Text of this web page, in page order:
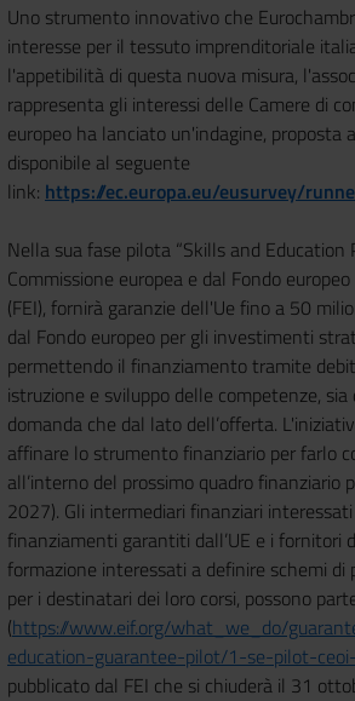
Uno strumento innovativo che
interesse per il tessuto imprenditoriale
l'appetibilità di questa nuova misura,
rappresenta gli interessi delle Camere di
europeo ha lanciato un'indagine, proposta
disponibile al seguente
link: https://ec.europa.eu/eusurvey/
Nella sua fase pilota “Skills and Education
Commissione europea e dal Fondo
(FEI), fornirà garanzie dell'Ue fino a 50
dal Fondo europeo per gli investimenti
permettendo il finanziamento tramite
istruzione e sviluppo delle competenze,
domanda che dal lato dell’offerta.
affinare lo strumento finanziario per farlo
all’interno del prossimo quadro finanziario
2027). Gli intermediari finanziari
finanziamenti garantiti dall’UE e i fornitori
formazione interessati a definire schemi
per i destinatari dei loro corsi, possono
(https://www.eif.org/what_we_do/
education-guarantee-pilot/1-se-pilot-
pubblicato dal FEI che si chiuderà il 31